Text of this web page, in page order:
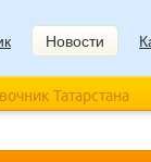
Новости
Татарстана